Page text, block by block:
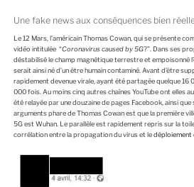
Une fake news aux conséquences bien
Le 12 Mars, l’américain Thomas Cowan, qui se présente
vidéo intitulée “Coronavirus caused by 5G?”. Dans ses
déstabilisé le champ magnétique terrestre et empoisonné
serait ainsi né d’un être humain contaminé. Avant d’être
rapidement devenue virale, ayant été partagée quelque
000 fois. Au moins cinq autres chaînes YouTube ont elles
été relayée par une douzaine de pages Facebook, ainsi
arguments phare de Thomas Cowan est que la première
5G est Wuhan. Le parallèle est rapidement repris sur la
corrélation entre la propagation du virus et ledéploiement